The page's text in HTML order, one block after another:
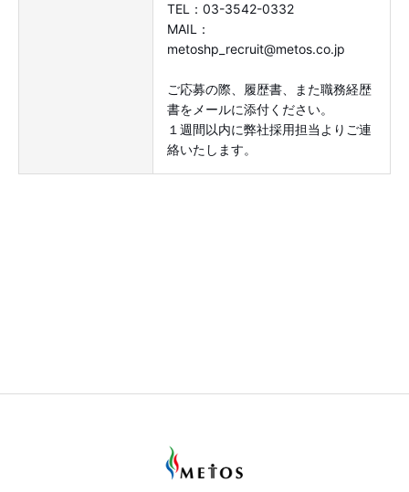
TEL：03-3542-0332
MAIL：
metoshp_recruit@metos.co.jp
ご応募の際、履歴書、また職務経歴
書をメールに添付ください。
１週間以内に弊社採用担当よりご連
絡いたします。